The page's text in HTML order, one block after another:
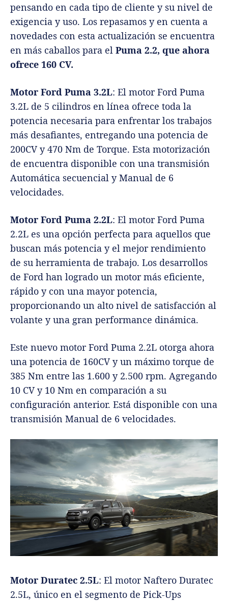
pensando en cada tipo de cliente y su nivel de
exigencia y uso. Los repasamos y en cuenta a
novedades con esta actualización se encuentra
en más caballos para el Puma 2.2, que ahora
ofrece 160 CV.
Motor Ford Puma 3.2L: El motor Ford Puma
3.2L de 5 cilindros en línea ofrece toda la
potencia necesaria para enfrentar los trabajos
más desafiantes, entregando una potencia de
200CV y 470 Nm de Torque. Esta motorización
de encuentra disponible con una transmisión
Automática secuencial y Manual de 6
velocidades.
Motor Ford Puma 2.2L: El motor Ford Puma
2.2L es una opción perfecta para aquellos que
buscan más potencia y el mejor rendimiento
de su herramienta de trabajo. Los desarrollos
de Ford han logrado un motor más eficiente,
rápido y con una mayor potencia,
proporcionando un alto nivel de satisfacción al
volante y una gran performance dinámica.
Este nuevo motor Ford Puma 2.2L otorga ahora
una potencia de 160CV y un máximo torque de
385 Nm entre las 1.600 y 2.500 rpm. Agregando
10 CV y 10 Nm en comparación a su
configuración anterior. Está disponible con una
transmisión Manual de 6 velocidades.
Motor Duratec 2.5L: El motor Naftero Duratec
2.5L, único en el segmento de Pick-Ups